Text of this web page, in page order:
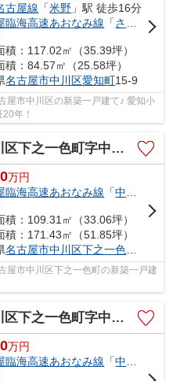
古屋線 「米野 」駅 徒歩16分
臨海高速あおなみ線 「ささしまライブ
積：117.02㎡（35.39坪）
積：84.57㎡（25.58坪）
名古屋市中川区愛知町15-9
中川区の新築一戸建て♪ 愛知小
年！
切26【仲介手数料無料】新築一戸建て 1号棟
万円
臨海高速あおなみ線 「中島
積：109.31㎡（33.06坪）
積：171.43㎡（51.85坪）
名古屋市中川区下之一色町
中川区下之一色町の新築一戸建
切26【仲介手数料無料】新築一戸建て 2号棟
万円
臨海高速あおなみ線 「中島